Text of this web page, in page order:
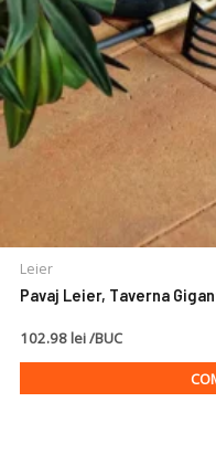
Leier
Pavaj Leier, Taverna
102.98 lei /BUC